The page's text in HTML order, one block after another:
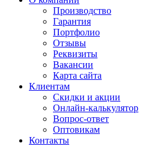
Производство
Гарантия
Портфолио
Отзывы
Реквизиты
Вакансии
Карта сайта
Клиентам
Скидки и акции
Онлайн-калькулятор
Вопрос-ответ
Оптовикам
Контакты